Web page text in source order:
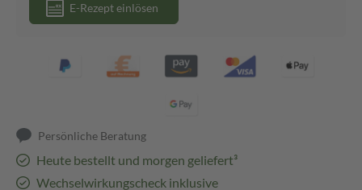
E-Rezept einlösen
Persönliche Beratung
Heute bestellt und morgen geliefert³
Wechselwirkungscheck inklusive